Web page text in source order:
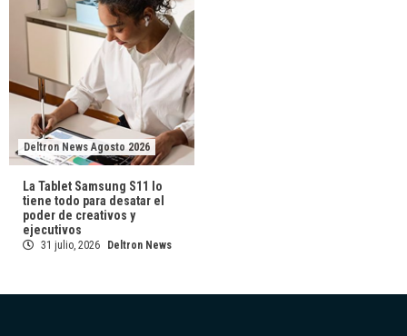
Deltron News Agosto 2026
La Tablet Samsung S11 lo
tiene todo para desatar el
poder de creativos y
ejecutivos
31 julio, 2026 Deltron News